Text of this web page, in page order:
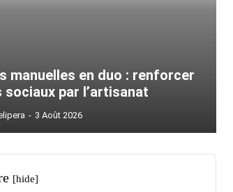
manuelles en duo : renforcer
sociaux par l’artisanat
- 3 Août 2026
[hide]